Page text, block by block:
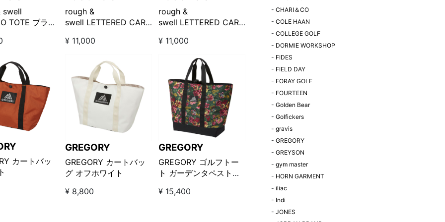
swell
TOTE ブラッ
rough &
swell LETTERED CART
¥ 11,000
rough &
swell LETTERED CART
¥ 11,000
カートバッ
GREGORY
GREGORY カートバッ
グ オフホワイト
¥ 8,800
GREGORY
GREGORY ゴルフトー
ト ガーデンタペストリ
¥ 15,400
- CHARI＆CO
- COLE HAAN
- COLLEGE GOLF
- DORMIE WORKSHOP
- FIDES
- FIELD DAY
- FORAY GOLF
- FOURTEEN
- Golden Bear
- Golfickers
- gravis
- GREGORY
- GREYSON
- gym master
- HORN GARMENT
- iliac
- Indi
- JONES